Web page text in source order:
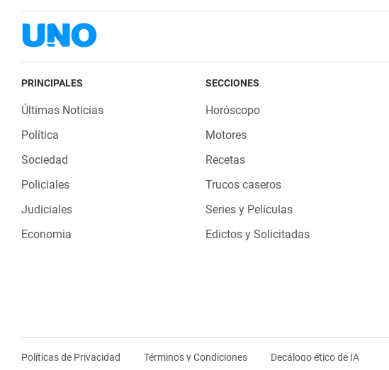
PRINCIPALES
Últimas Noticias
Política
Sociedad
Policiales
Judiciales
Economia
SECCIONES
Horóscopo
Motores
Recetas
Trucos caseros
Series y Películas
Edictos y Solicitadas
Políticas de Privacidad Términos y Condiciones Decálogo ético de IA